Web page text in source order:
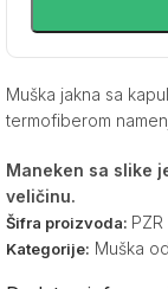
Muška jakna sa
termofiberom
Maneken sa slike
veličinu.
Šifra proizvoda: PZR
Kategorije: Muška